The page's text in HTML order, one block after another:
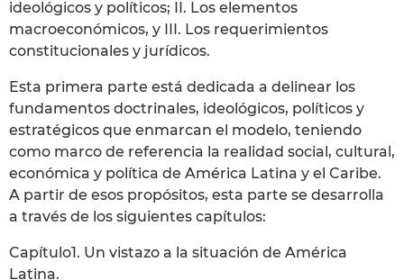
ideológicos y políticos; II. Los elementos
macroeconómicos, y III. Los requerimientos
constitucionales y jurídicos.
Esta primera parte está dedicada a delinear los
fundamentos doctrinales, ideológicos, políticos y
estratégicos que enmarcan el modelo, teniendo
como marco de referencia la realidad social, cultural,
económica y política de América Latina y el Caribe.
A partir de esos propósitos, esta parte se desarrolla
a través de los siguientes capítulos:
Capítulo1. Un vistazo a la situación de América
Latina.